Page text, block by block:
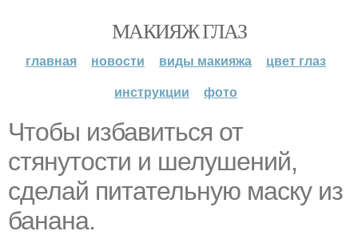
МАКИЯЖ ГЛАЗ
главная новости виды макияжа
цвет глаз
инструкции
фото
Чтобы избавиться от
стянутости и шелушений,
сделай питательную маску из
банана.